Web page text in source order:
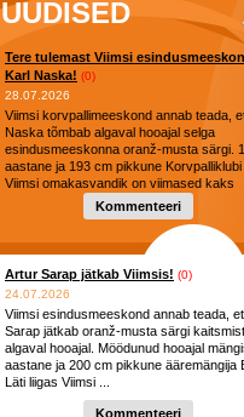
UUDISED
Tere tulemast Viimsi
Karl Naska! (0)
28.07.2026
Viimsi korvpallimeeskond annab teada,
Naska tõmbab algaval hooajal selga
esindusmeeskonna oranž-musta särgi.
aastane ja 193 cm pikkune Korvpalliklubi
Viimsi omakasvandik on viimased kaks
Kommenteeri
Artur Sarap jätkab Viimsis! (0)
24.07.2026
Viimsi esindusmeeskond annab teada,
Sarap jätkab oranž-musta särgi
algaval hooajal. Möödunud hooajal
aastane ja 200 cm pikkune ääremängija
Läti liigas Viimsi ...
Kommenteeri